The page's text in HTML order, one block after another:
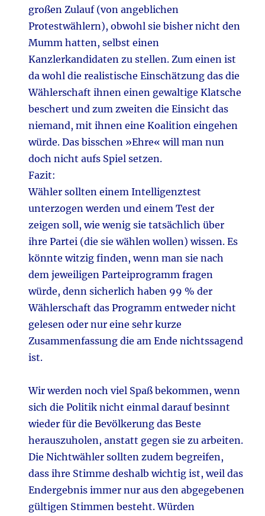
großen Zulauf (von angeblichen
Protestwählern), obwohl sie bisher nicht den
Mumm hatten, selbst einen
Kanzlerkandidaten zu stellen. Zum einen ist
da wohl die realistische Einschätzung das die
Wählerschaft ihnen einen gewaltige Klatsche
beschert und zum zweiten die Einsicht das
niemand, mit ihnen eine Koalition eingehen
würde. Das bisschen »Ehre« will man nun
doch nicht aufs Spiel setzen.
Fazit:
Wähler sollten einem Intelligenztest
unterzogen werden und einem Test der
zeigen soll, wie wenig sie tatsächlich über
ihre Partei (die sie wählen wollen) wissen. Es
könnte witzig finden, wenn man sie nach
dem jeweiligen Parteiprogramm fragen
würde, denn sicherlich haben 99 % der
Wählerschaft das Programm entweder nicht
gelesen oder nur eine sehr kurze
Zusammenfassung die am Ende nichtssagend
ist.
Wir werden noch viel Spaß bekommen, wenn
sich die Politik nicht einmal darauf besinnt
wieder für die Bevölkerung das Beste
herauszuholen, anstatt gegen sie zu arbeiten.
Die Nichtwähler sollten zudem begreifen,
dass ihre Stimme deshalb wichtig ist, weil das
Endergebnis immer nur aus den abgegebenen
gültigen Stimmen besteht. Würden